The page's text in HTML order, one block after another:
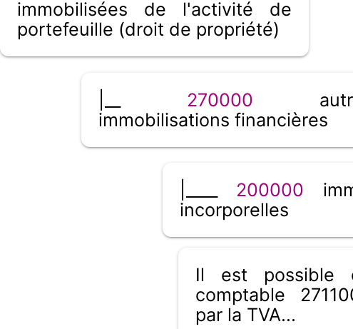
immobilisées de l'activité de
portefeuille (droit de propriété)
270000
immobilisations financières
200000
incorporelles
Il est possible
comptable
par la TVA...